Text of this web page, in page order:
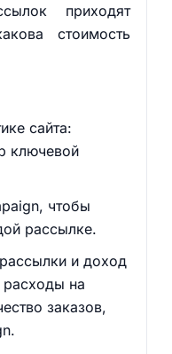
приходят
стоимость
сайта:
ключевой
чтобы
рассылке.
и доход
на
заказов,